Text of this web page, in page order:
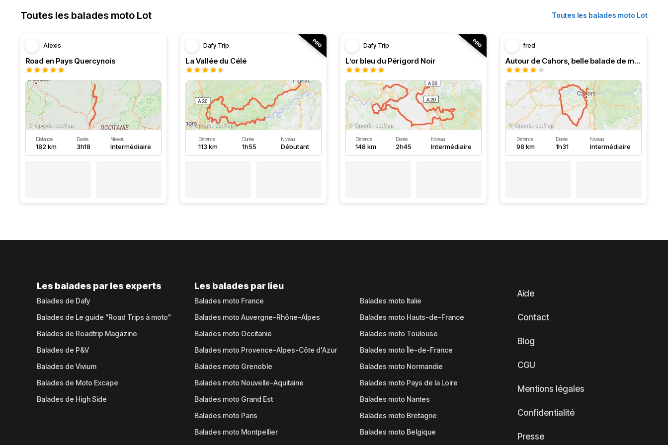
Toutes les balades moto Lot Toutes les balades moto Lot
Alexis
Road en Pays Quercynois
Distance
182 km
Durée
3h18
Niveau
Intermédiaire
Dafy Trip
La Vallée du Célé
Distance
113 km
Durée
1h55
Niveau
Débutant
Dafy Trip
L’or bleu du Périgord Noir
Distance
148 km
Durée
2h45
Niveau
Intermédiaire
fred
Autour de Cahors, belle balade de moins de 2 heures
Distance
98 km
Durée
1h31
Niveau
Intermédiaire
Les balades par les experts
Balades de Dafy
Balades de Le guide "Road Trips à moto"
Balades de Roadtrip Magazine
Balades de P&V
Balades de Vivium
Balades de Moto Excape
Balades de High Side
Les balades par lieu
Balades moto France
Balades moto Auvergne-Rhône-Alpes
Balades moto Occitanie
Balades moto Provence-Alpes-Côte d'Azur
Balades moto Grenoble
Balades moto Nouvelle-Aquitaine
Balades moto Grand Est
Balades moto Paris
Balades moto Montpellier
Balades moto Italie
Balades moto Hauts-de-France
Balades moto Toulouse
Balades moto Île-de-France
Balades moto Normandie
Balades moto Pays de la Loire
Balades moto Nantes
Balades moto Bretagne
Balades moto Belgique
Aide
Contact
Blog
CGU
Mentions légales
Confidentialité
Presse